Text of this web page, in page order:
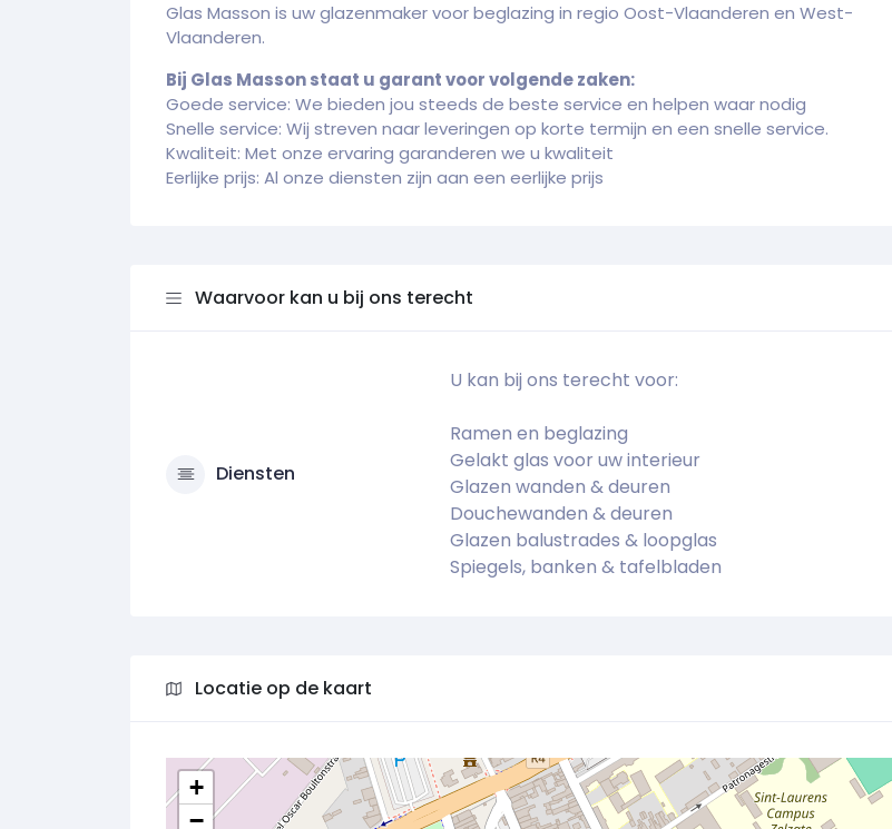
Glas Masson is uw glazenmaker voor beglazing in regio Oost-Vlaanderen en West-
Vlaanderen.
Bij Glas Masson staat u garant voor volgende zaken:
Goede service: We bieden jou steeds de beste service en helpen waar nodig
Snelle service: Wij streven naar leveringen op korte termijn en een snelle service.
Kwaliteit: Met onze ervaring garanderen we u kwaliteit
Eerlijke prijs: Al onze diensten zijn aan een eerlijke prijs
Waarvoor kan u bij ons terecht
Diensten
U kan bij ons terecht voor:
Ramen en beglazing
Gelakt glas voor uw interieur
Glazen wanden & deuren
Douchewanden & deuren
Glazen balustrades & loopglas
Spiegels, banken & tafelbladen
Locatie op de kaart
+
−